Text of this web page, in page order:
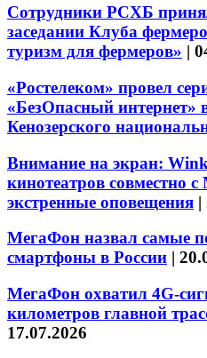
Сотрудники РСХБ
заседании Клуба
туризм для фермеров» |
«Ростелеком» провел
«БезОпасный интернет»
Кенозерского
Внимание на экран:
кинотеатров совместно
экстренные оповещения |
МегаФон назвал самые
смартфоны в России |
МегаФон охватил 4G-
километров главной
17.07.2026